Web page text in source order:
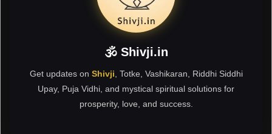
🕉 Shivji.in
Get updates on Shivji, Totke, Vashikaran, Riddhi Siddhi
Upay, Puja Vidhi, and mystical spiritual solutions for
prosperity, love, and success.